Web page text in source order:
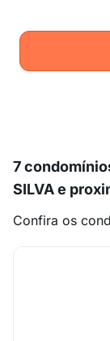
7
SILVA e
Confira os